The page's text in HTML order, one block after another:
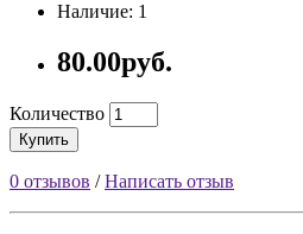
Наличие: 1
80.00руб.
Количество
Купить
0 отзывов /Написать отзыв